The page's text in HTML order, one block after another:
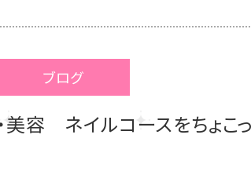
ブログ
美容 ネイルコースをちょこ